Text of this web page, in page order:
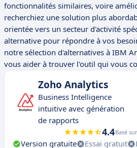
fonctionnalités similaires, voire
recherchiez une solution plus
orientée vers un secteur d'activité
alternative pour répondre à vos
notre sélection d'alternatives à IBM
vous aider à trouver l'outil qui vous
Zoho Analytics
Business Intelligence
intuitive avec génération
de rapports
4.4Basé sur
Version gratuite Essai gratuit